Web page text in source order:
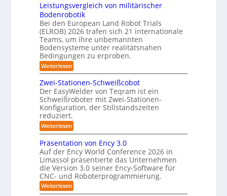
D
-
S
t
e
r
e
o
-
K
a
m
e
r
a
s
y
s
t
e
u
t
t
l
e
-
S
y
s
t
e
f
ü
r
R
e
i
n
r
Leistungsvergleich von militärischer
Bodenrobotik
Bei den European Land Robot Trials
(ELROB) 2026 trafen sich 21 internationale
Teams, um ihre unbemannten
Bodensysteme unter realitätsnahen
Bedingungen zu erproben.
Weiterlesen:
L
e
i
s
t
u
g
s
v
e
r
g
l
e
i
c
h
Zwei-Stationen-Schweißcobot
Der EasyWelder von Teqram ist ein
Schweißroboter mit Zwei-Stationen-
Konfiguration, der Stillstandszeiten
reduziert.
Weiterlesen:
Z
w
e
i
-
S
t
a
t
Präsentation von Ency 3.0
Auf der Ency World Conference 2026 in
Limassol präsentierte das Unternehmen
die Version 3.0 seiner Ency-Software für
CNC- und Roboterprogrammierung.
Weiterlesen:
P